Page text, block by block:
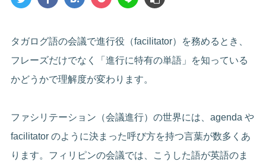
タガログ語の会議で進行役（facilitator）を務めるとき、
フレーズだけでなく「進行に特有の単語」を知っている
かどうかで理解度が変わります。
ファシリテーション（会議進行）の世界には、agenda や
facilitator のように決まった呼び方を持つ言葉が数多くあ
ります。フィリピンの会議では、こうした語が英語のま